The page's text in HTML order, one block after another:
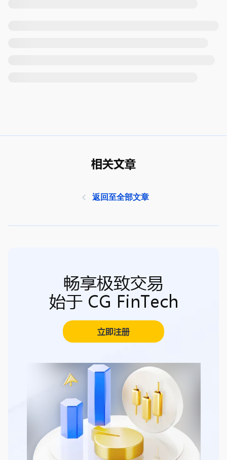
相关文章
返回至全部文章
畅享极致交易
始于 CG FinTech
立即注册